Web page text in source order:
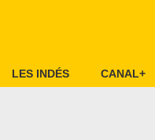
LES INDÉS CANAL+